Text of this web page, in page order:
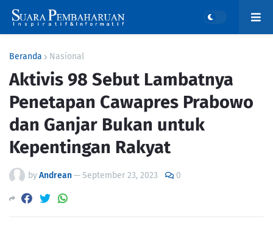
Beranda Nasional
Aktivis 98 Sebut Lambatnya
Penetapan Cawapres Prabowo
dan Ganjar Bukan untuk
Kepentingan Rakyat
byAndrean—September 23, 2023 0